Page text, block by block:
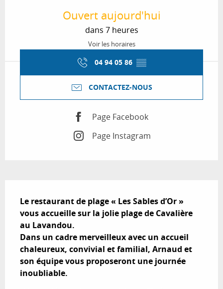
Ouvert aujourd'hui
dans 7 heures
Voir les horaires
04 94 05 86 ▒▒
CONTACTEZ-NOUS
Page Facebook
Page Instagram
Le restaurant de plage « Les Sables d’Or »
vous accueille sur la jolie plage de Cavalière
au Lavandou.
Dans un cadre merveilleux avec un accueil
chaleureux, convivial et familial, Arnaud et
son équipe vous proposeront une journée
inoubliable.